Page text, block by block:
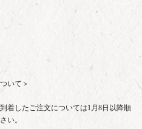
いて＞
着したご注文については1月8日以降順
い。